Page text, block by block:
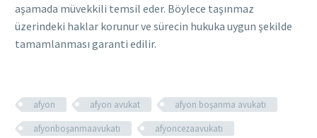
aşamada müvekkili temsil eder. Böylece taşınmaz
üzerindeki haklar korunur ve sürecin hukuka uygun şekilde
tamamlanması garanti edilir.
afyon afyon avukat
afyon boşanma avukatı
afyonboşanmaavukatı
afyoncezaavukatı